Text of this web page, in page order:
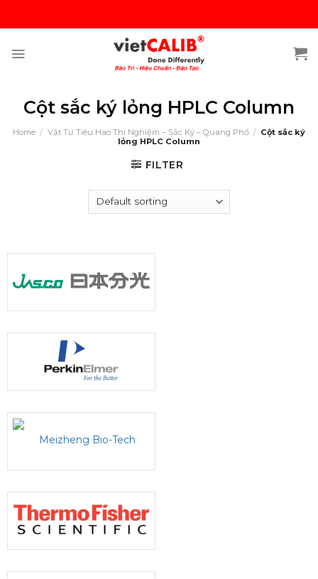
content
Cột sắc ký lỏng HPLC Column
Home / Vật Tư Tiêu Hao Thí Nghiệm – Sắc Ký – Quang Phổ / Cột sắc ký
lỏng HPLC Column
FILTER